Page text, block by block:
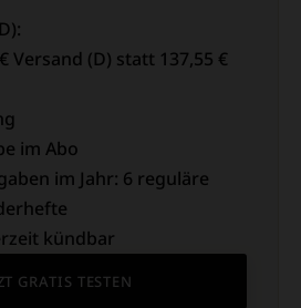
Versand (D) statt 137,55 €
im Abo
im Jahr: 6 reguläre
kündbar
GRATIS TESTEN